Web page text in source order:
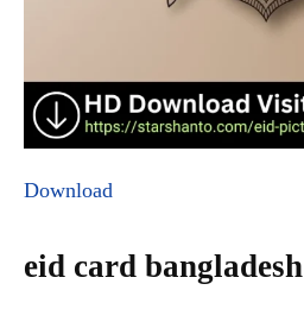
Download
eid card bangladesh